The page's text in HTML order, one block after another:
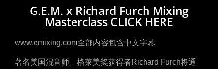
G.E.M. x Richard Furch Mixing
Masterclass CLICK HERE
www.emixing.com全部内容包含中文字幕
著名美国混音师，格莱美奖获得者Richard Furch将通